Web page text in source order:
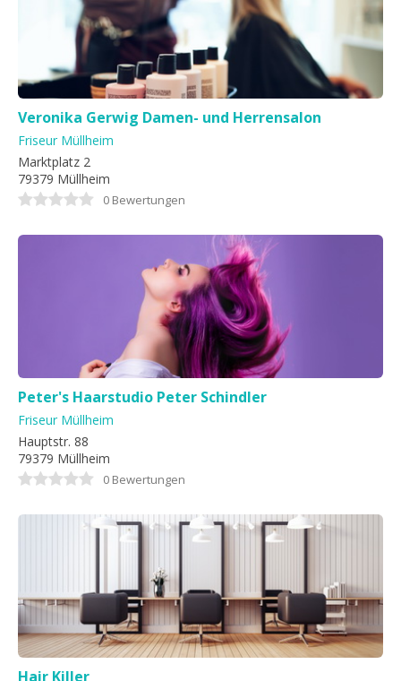
Veronika Gerwig Damen- und Herrensalon
Friseur Müllheim
Marktplatz 2
79379 Müllheim
0 Bewertungen
Peter's Haarstudio Peter Schindler
Friseur Müllheim
Hauptstr. 88
79379 Müllheim
0 Bewertungen
Hair Killer